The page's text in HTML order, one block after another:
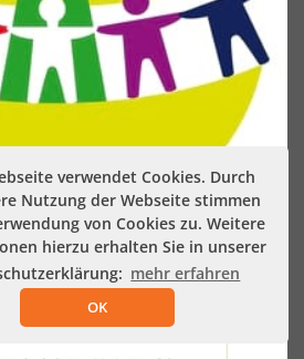
verwendet Cookies. Durch
Nutzung der Webseite stimmen
von Cookies zu. Weitere
hierzu erhalten Sie in unserer
mehr erfahren
OK